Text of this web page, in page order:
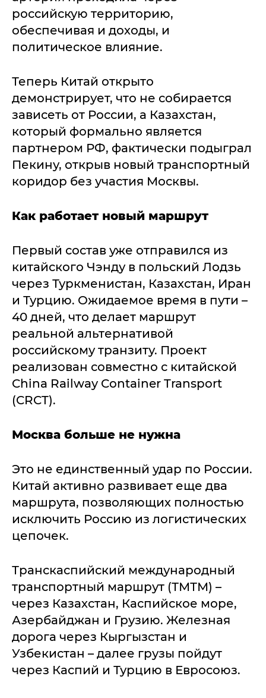
российскую территорию,
обеспечивая и доходы, и
политическое влияние.
Теперь Китай открыто
демонстрирует, что не собирается
зависеть от России, а Казахстан,
который формально является
партнером РФ, фактически подыграл
Пекину, открыв новый транспортный
коридор без участия Москвы.
Как работает новый маршрут
Первый состав уже отправился из
китайского Чэнду в польский Лодзь
через Туркменистан, Казахстан, Иран
и Турцию. Ожидаемое время в пути –
40 дней, что делает маршрут
реальной альтернативой
российскому транзиту. Проект
реализован совместно с китайской
China Railway Container Transport
(CRCT).
Москва больше не нужна
Это не единственный удар по России.
Китай активно развивает еще два
маршрута, позволяющих полностью
исключить Россию из логистических
цепочек.
Транскаспийский международный
транспортный маршрут (ТМТМ) –
через Казахстан, Каспийское море,
Азербайджан и Грузию. Железная
дорога через Кыргызстан и
Узбекистан – далее грузы пойдут
через Каспий и Турцию в Евросоюз.